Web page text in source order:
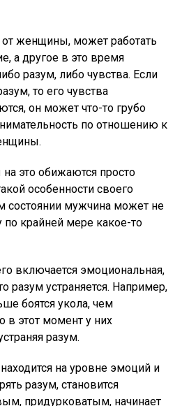
женщины, может работать
а другое в это время
разум, либо чувства. Если
то его чувства
он может что-то грубо
по отношению к
это обижаются просто
особенности своего
состоянии мужчина может не
по крайней мере какое-то
включается эмоциональная,
разум устраняется. Например,
боятся укола, чем
этот момент у них
разум.
на уровне эмоций и
разум, становится
придурковатым, начинает